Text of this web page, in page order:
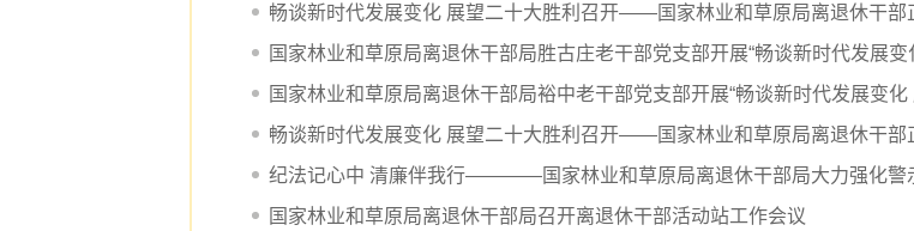
畅谈新时代发展变化 展望二十大胜利召开——国家林业和草原局离退休干部
国家林业和草原局离退休干部局胜古庄老干部党支部开展“畅谈新时代发展变化
国家林业和草原局离退休干部局裕中老干部党支部开展“畅谈新时代发展变
畅谈新时代发展变化 展望二十大胜利召开——国家林业和草原局离退休干部
纪法记心中 清廉伴我行————国家林业和草原局离退休干部局大力强化警
国家林业和草原局离退休干部局召开离退休干部活动站工作会议